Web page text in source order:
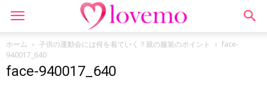
ホーム 子供の運動会には何を着ていく？親の服装のポイント
face-
940017_640
face-940017_640